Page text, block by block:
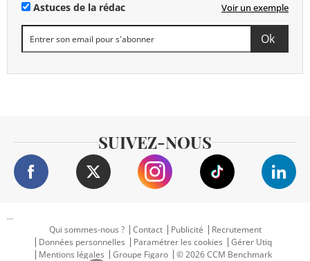
Astuces de la rédac Voir un exemple
SUIVEZ-NOUS
...
Qui sommes-nous ?
Contact Publicité
Recrutement
Données personnelles
Paramétrer les cookies
Gérer Utiq
Mentions légales
Groupe Figaro © 2026 CCM Benchmark